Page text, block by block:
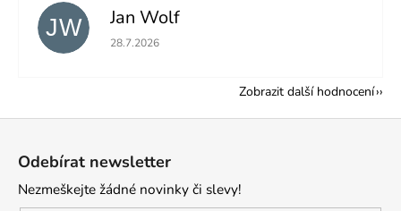
JW Jan Wolf
Hodnocení obchodu je 5 z 5 hvězdiček.
28.7.2026
Zobrazit další hodnocení
Odebírat newsletter
Nezmeškejte žádné novinky či slevy!